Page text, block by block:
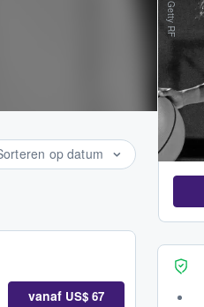
op datum
vanaf US$ 67
Getty RF